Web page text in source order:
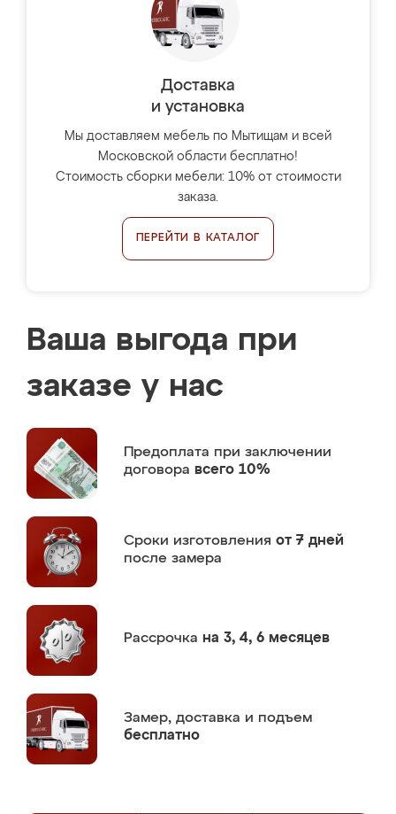
Доставка
и установка
Мы доставляем мебель по Мытищам и всей
Московской области бесплатно!
Стоимость сборки мебели: 10% от стоимости
заказа.
ПЕРЕЙТИ В КАТАЛОГ
Ваша выгода при
заказе у нас
Предоплата при заключении
договора всего 10%
Сроки изготовления от 7 дней
после замера
Рассрочка на 3, 4, 6 месяцев
Замер, доставка и подъем
бесплатно